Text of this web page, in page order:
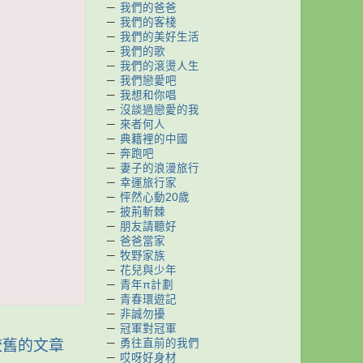
的文章
－ 我們的爸爸
－ 我們的客棧
－ 我們的美好生活
－ 我們的歌
－ 我們的滾燙人生
－ 我們戀愛吧
－ 我想和你唱
－ 沒談過戀愛的我
－ 來者何人
－ 典籍裡的中國
－ 奔跑吧
－ 妻子的浪漫旅行
－ 幸運旅行家
－ 怦然心動20歲
－ 披荊斬棘
－ 朋友請聽好
－ 爸爸當家
－ 牧野家族
－ 花兒與少年
－ 青年π計劃
－ 青春環遊記
－ 非誠勿擾
－ 冠軍對冠軍
－ 勇往直前的我們
－ 哎呀好身材